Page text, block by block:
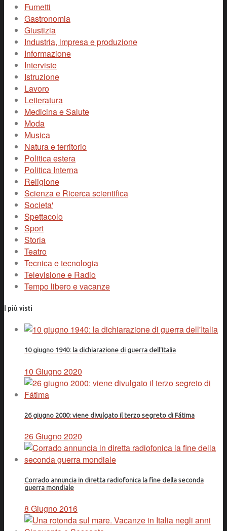
Fumetti
Gastronomia
Giustizia
Industria, impresa e produzione
Informazione
Interviste
Istruzione
Lavoro
Letteratura
Medicina e Salute
Moda
Musica
Natura e territorio
Politica estera
Politica Interna
Religione
Scienza e Ricerca scientifica
Societa'
Spettacolo
Sport
Storia
Teatro
Tecnica e tecnologia
Televisione e Radio
Tempo libero e vacanze
I più visti
10 giugno 1940: la dichiarazione di guerra dell'Italia
10 Giugno 2020
26 giugno 2000: viene divulgato il terzo segreto di Fátima
26 Giugno 2020
Corrado annuncia in diretta radiofonica la fine della seconda
guerra mondiale
8 Giugno 2016